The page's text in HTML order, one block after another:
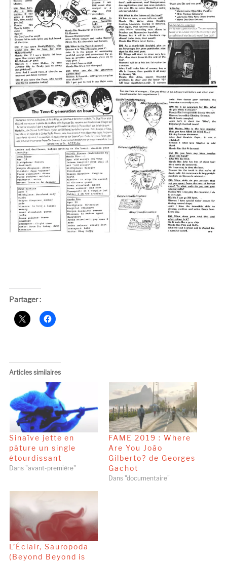
Partager :
Articles similaires
Sinaïve jette en
pâture un single
étourdissant
Dans "avant-première"
FAME 2019 : Where
Are You João
Gilberto? de Georges
Gachot
Dans "documentaire"
L’Éclair, Sauropoda
(Beyond Beyond is